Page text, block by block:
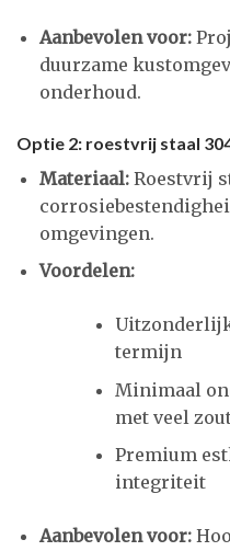
Aanbevolen voor:
duurzame
onderhoud.
Optie 2: roestvrij staal
Materiaal:Roestvrij
omgevingen.
Voordelen:
termijn
Minimaal
met veel
Premium
integriteit
Aanbevolen voor: